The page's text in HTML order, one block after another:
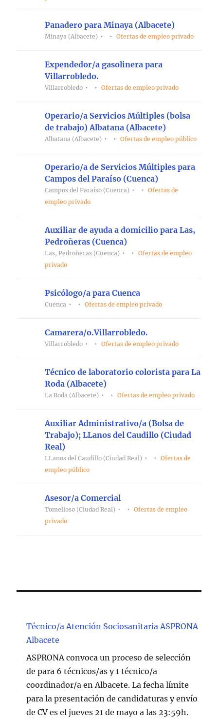
Panadero para Minaya (Albacete)
Minaya (Albacete) Ofertas de empleo privado
Expendedor/a gasolinera para
Villarrobledo.
Villarrobledo Ofertas de empleo privado
Operario/a Servicios Múltiples (bolsa
de trabajo) Albatana (Albacete)
Albatana (Albacete) Ofertas de empleo público
Operario/a de Servicios Múltiples para
Campos del Paraíso (Cuenca)
Campos del Paraíso (Cuenca)
Ofertas de
empleo privado
Auxiliar de ayuda a domicilio para Las,
Pedroñeras (Cuenca)
Las, Pedroñeras (Cuenca)
Ofertas de empleo
privado
Psicólogo/a para Cuenca
Cuenca Ofertas de empleo privado
Camarera/o.Villarrobledo.
Villarrobledo Ofertas de empleo privado
Técnico de laboratorio colorista para La
Roda (Albacete)
La Roda (Albacete) Ofertas de empleo privado
Auxiliar Administrativo/a (Bolsa de
Trabajo); LLanos del Caudillo (Ciudad
Real)
LLanos del Caudillo (Ciudad Real)
Ofertas de
empleo público
Asesor/a Comercial
Tomelloso (Ciudad Real)
Ofertas de empleo
privado
Técnico/a Atención Sociosanitaria ASPRONA
Albacete
ASPRONA convoca un proceso de selección
de para 6 técnicos/as y 1 técnico/a
coordinador/a en Albacete. La fecha límite
para la presentación de candidaturas y envío
de CV es el jueves 21 de mayo a las 23:59h.